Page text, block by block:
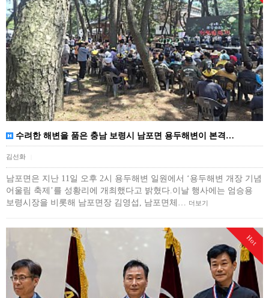
수려한 해변을 품은 충남 보령시 남포면 용두해변이 본격…
김선화
남포면은 지난 11일 오후 2시 용두해변 일원에서 ‘용두해변 개장 기념
어울림 축제’를 성황리에 개최했다고 밝혔다.이날 행사에는 엄승용
보령시장을 비롯해 남포면장 김영섭, 남포면체…
더보기
Hot